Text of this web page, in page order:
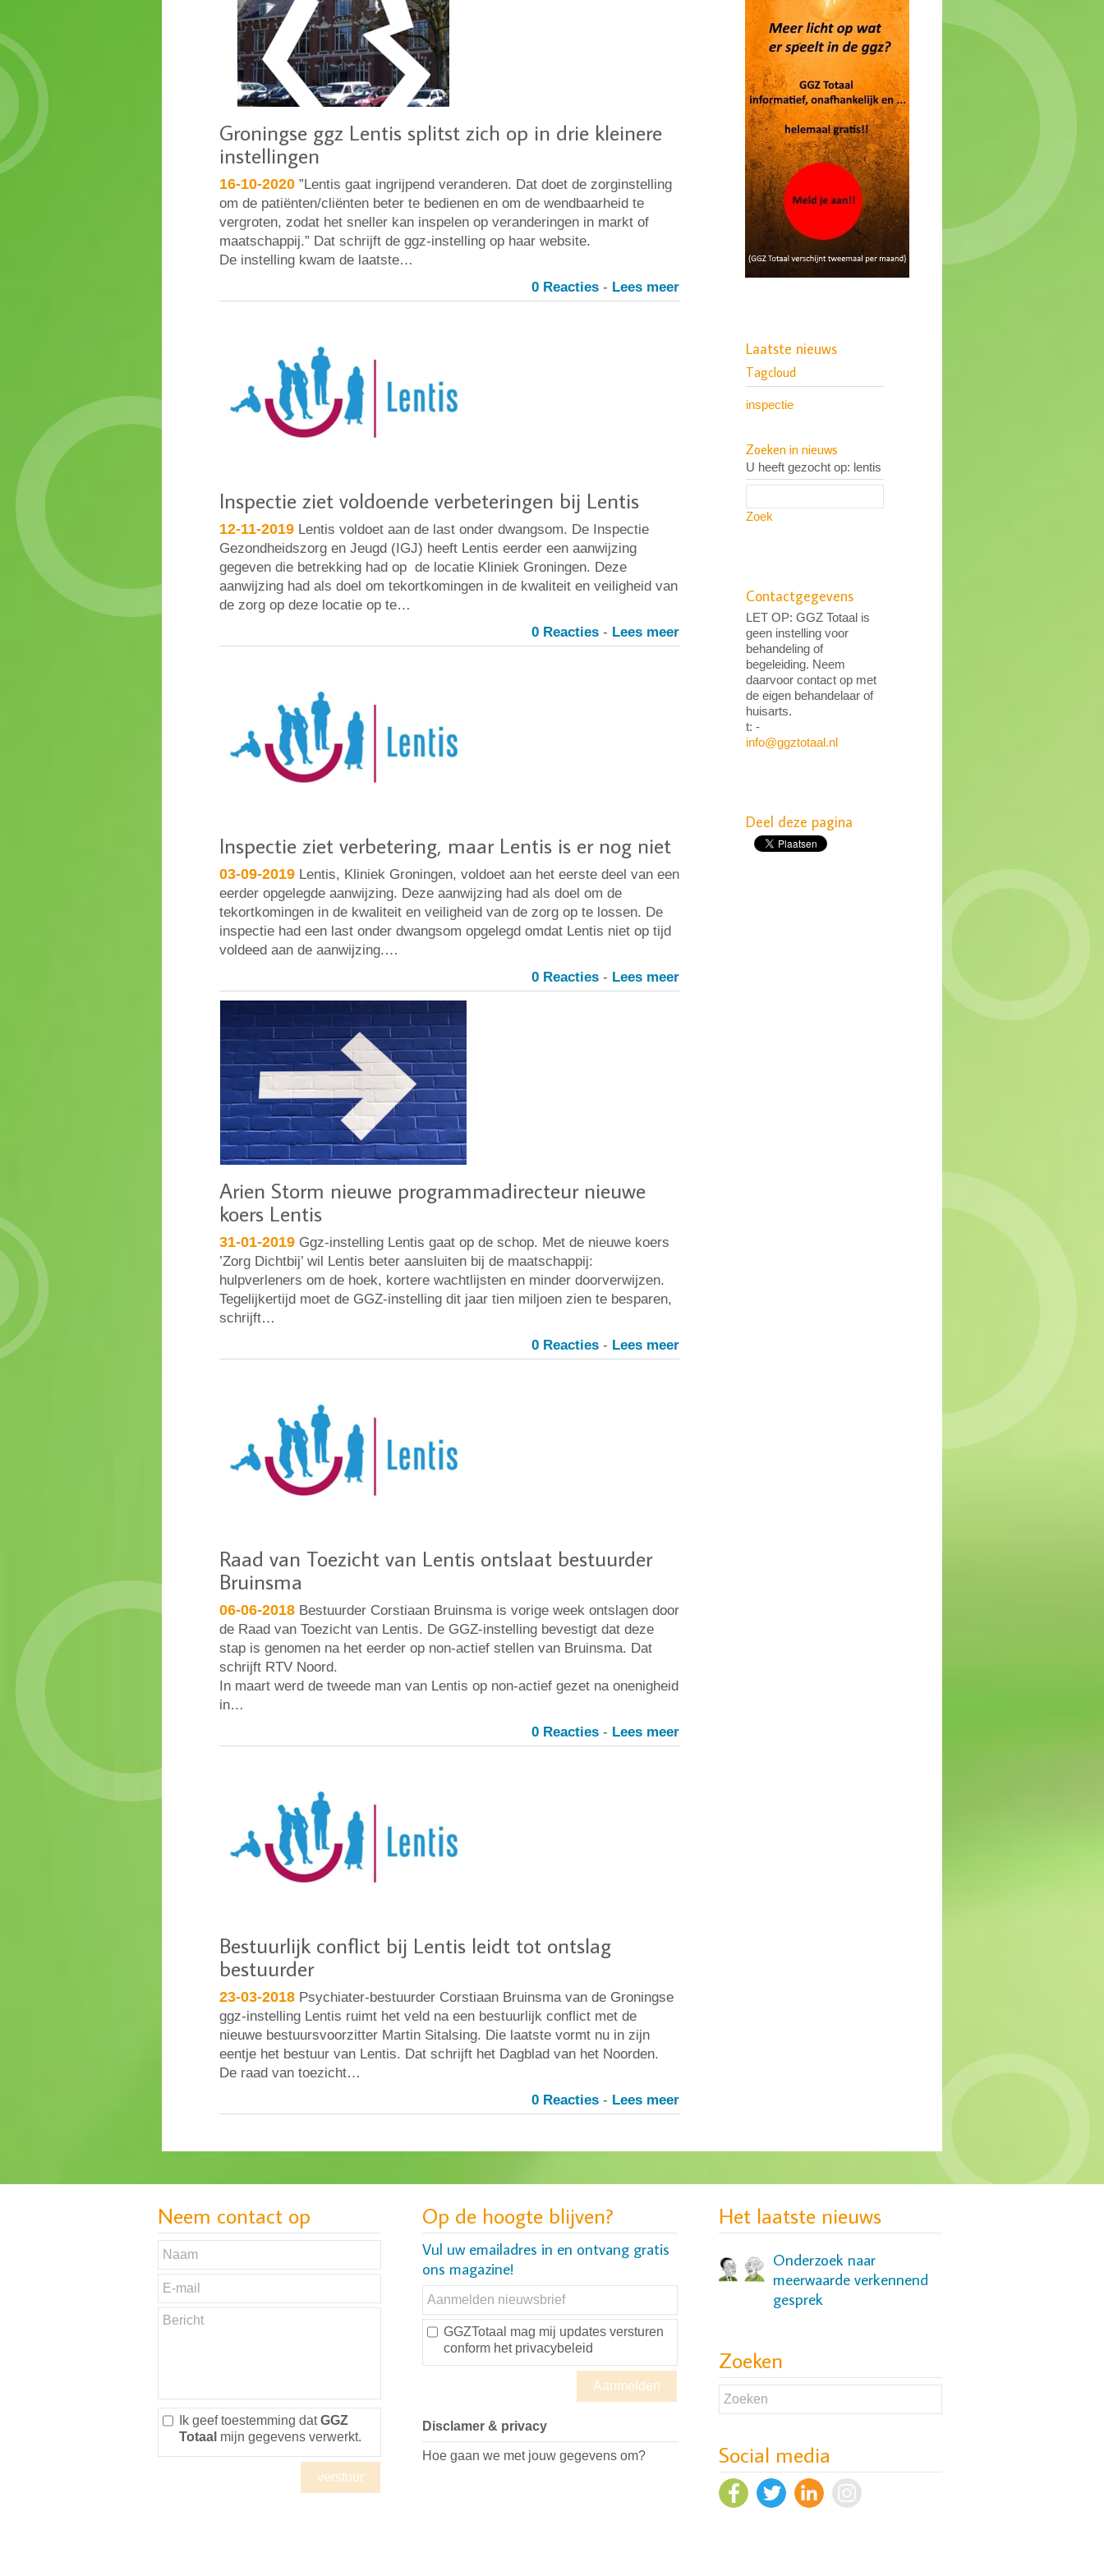
Groningse ggz Lentis splitst zich op in drie kleinere
instellingen
16-10-2020 ”Lentis gaat ingrijpend veranderen. Dat doet de zorginstelling
om de patiënten/cliënten beter te bedienen en om de wendbaarheid te
vergroten, zodat het sneller kan inspelen op veranderingen in markt of
maatschappij.” Dat schrijft de ggz-instelling op haar website.
De instelling kwam de laatste…
0 Reacties - Lees meer
Inspectie ziet voldoende verbeteringen bij Lentis
12-11-2019 Lentis voldoet aan de last onder dwangsom. De Inspectie
Gezondheidszorg en Jeugd (IGJ) heeft Lentis eerder een aanwijzing
gegeven die betrekking had op de locatie Kliniek Groningen. Deze
aanwijzing had als doel om tekortkomingen in de kwaliteit en veiligheid van
de zorg op deze locatie op te…
0 Reacties - Lees meer
Inspectie ziet verbetering, maar Lentis is er nog niet
03-09-2019 Lentis, Kliniek Groningen, voldoet aan het eerste deel van een
eerder opgelegde aanwijzing. Deze aanwijzing had als doel om de
tekortkomingen in de kwaliteit en veiligheid van de zorg op te lossen. De
inspectie had een last onder dwangsom opgelegd omdat Lentis niet op tijd
voldeed aan de aanwijzing.…
0 Reacties - Lees meer
Arien Storm nieuwe programmadirecteur nieuwe
koers Lentis
31-01-2019 Ggz-instelling Lentis gaat op de schop. Met de nieuwe koers
’Zorg Dichtbij’ wil Lentis beter aansluiten bij de maatschappij:
hulpverleners om de hoek, kortere wachtlijsten en minder doorverwijzen.
Tegelijkertijd moet de GGZ-instelling dit jaar tien miljoen zien te besparen,
schrijft…
0 Reacties - Lees meer
Raad van Toezicht van Lentis ontslaat bestuurder
Bruinsma
06-06-2018 Bestuurder Corstiaan Bruinsma is vorige week ontslagen door
de Raad van Toezicht van Lentis. De GGZ-instelling bevestigt dat deze
stap is genomen na het eerder op non-actief stellen van Bruinsma. Dat
schrijft RTV Noord.
In maart werd de tweede man van Lentis op non-actief gezet na onenigheid
in…
0 Reacties - Lees meer
Bestuurlijk conflict bij Lentis leidt tot ontslag
bestuurder
23-03-2018 Psychiater-bestuurder Corstiaan Bruinsma van de Groningse
ggz-instelling Lentis ruimt het veld na een bestuurlijk conflict met de
nieuwe bestuursvoorzitter Martin Sitalsing. Die laatste vormt nu in zijn
eentje het bestuur van Lentis. Dat schrijft het Dagblad van het Noorden.
De raad van toezicht…
0 Reacties - Lees meer
Laatste nieuws
Tagcloud
inspectie
Zoeken in nieuws
U heeft gezocht op: lentis
Zoek
Contactgegevens
LET OP: GGZ Totaal is
geen instelling voor
behandeling of
begeleiding. Neem
daarvoor contact op met
de eigen behandelaar of
huisarts.
t: -
info@ggztotaal.nl
Deel deze pagina
Neem contact op
Ik geef toestemming datGGZ
Totaal mijn gegevens verwerkt.
Op de hoogte blijven?
Vul uw emailadres in en ontvang gratis
ons magazine!
GGZTotaal mag mij updates versturen
conform het privacybeleid
Disclamer & privacy
Hoe gaan we met jouw gegevens om?
Het laatste nieuws
MIND: gebrek aan
Onderzoek naar
meerwaarde verkennend
gesprek
Onderzoek naar slaap- en
cognitieve problemen bij
Evaluatie Versnellers-
aanpak van wachttijden in
ggz
Zoeken
Social media